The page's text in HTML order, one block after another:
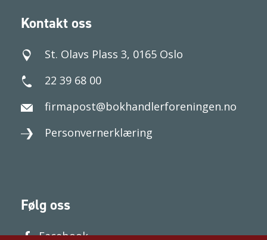
Kontakt oss
St. Olavs Plass 3, 0165 Oslo
22 39 68 00
firmapost@bokhandlerforeningen.no
Personvernerklæring
Følg oss
Facebook